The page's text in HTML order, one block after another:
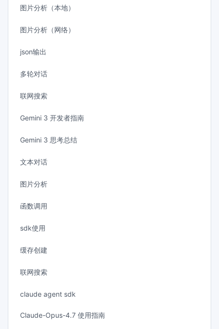
图片分析（本地）
图片分析（网络）
json输出
多轮对话
联网搜索
Gemini 3 开发者指南
Gemini 3 思考总结
文本对话
图片分析
函数调用
sdk使用
缓存创建
联网搜索
claude agent sdk
Claude-Opus-4.7 使用指南